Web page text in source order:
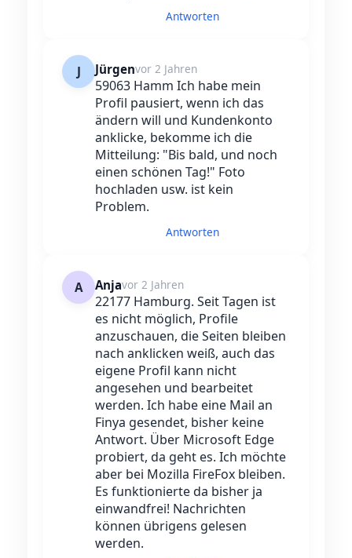
Antworten
J Jürgenvor 2 Jahren
59063 Hamm Ich habe mein
Profil pausiert, wenn ich das
ändern will und Kundenkonto
anklicke, bekomme ich die
Mitteilung: "Bis bald, und noch
einen schönen Tag!" Foto
hochladen usw. ist kein
Problem.
Antworten
A Anjavor 2 Jahren
22177 Hamburg. Seit Tagen ist
es nicht möglich, Profile
anzuschauen, die Seiten bleiben
nach anklicken weiß, auch das
eigene Profil kann nicht
angesehen und bearbeitet
werden. Ich habe eine Mail an
Finya gesendet, bisher keine
Antwort. Über Microsoft Edge
probiert, da geht es. Ich möchte
aber bei Mozilla FireFox bleiben.
Es funktionierte da bisher ja
einwandfrei! Nachrichten
können übrigens gelesen
werden.